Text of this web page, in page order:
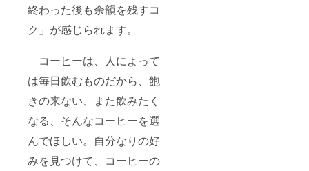
終わった後も余韻を残すコ
ク」が感じられます。
コーヒーは、人によって
は毎日飲むものだから、飽
きの来ない、また飲みたく
なる、そんなコーヒーを選
んでほしい。自分なりの好
みを見つけて、コーヒーの